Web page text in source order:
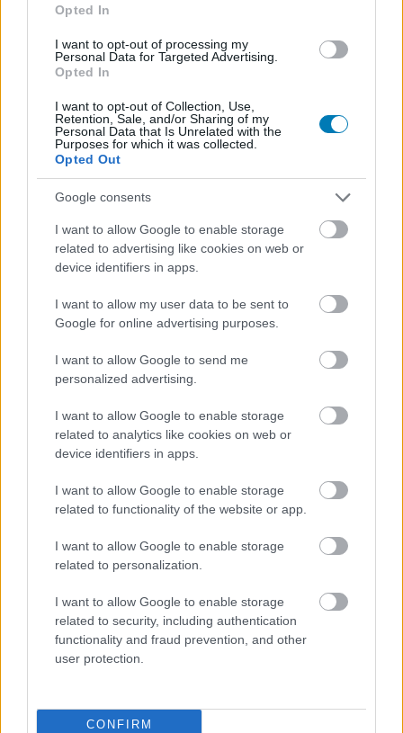
Opted In
I want to opt-out of processing my
Personal Data for Targeted Advertising.
Opted In
I want to opt-out of Collection, Use,
Retention, Sale, and/or Sharing of my
Personal Data that Is Unrelated with the
Purposes for which it was collected.
Opted Out
Google consents
I want to allow Google to enable storage
related to advertising like cookies on web or
device identifiers in apps.
I want to allow my user data to be sent to
Google for online advertising purposes.
I want to allow Google to send me
personalized advertising.
I want to allow Google to enable storage
related to analytics like cookies on web or
device identifiers in apps.
I want to allow Google to enable storage
related to functionality of the website or app.
I want to allow Google to enable storage
related to personalization.
I want to allow Google to enable storage
related to security, including authentication
functionality and fraud prevention, and other
user protection.
CONFIRM
A Volt egyszer egy Hollywood csapata egy
Unmute
Al Pacino Marvin Shwarz szerepét kapta, aki Leonardo
DiCaprio karakterének ügynöke lesz. A csapathoz
csatlakozott még Damian Lewis, aki Steve McQueent
játssza majd.
Quentin Tarantinoelőszeretettel keres fel olyan
színészeket, akik munkáin ő maga is felnőtt. Nem csoda
hát, hogy egy 1969-es Hollywoodot bemutató filmhez
A sztori egyébként az 1969-es Hollywoodban játszódik.
már túl van karrierje csúcsán. Brad Pitt alakítja Cliff
Booth-ot a DiCaprio által játszott színész régi
kaszkadőrjét. Egyiküknek sem áll túl fényesen karrierje,
de az események középpontjába azért kerülnek, mert
Dalton szomszédjában lakik Sharon Tate, akit Charles
SMASH by Meló-Diák: Homok, zene és a nyár legjobb
hangulata – Jön a második forduló! (X)
Július végén folytatódik a balatoni strandröplabda-
sorozat.